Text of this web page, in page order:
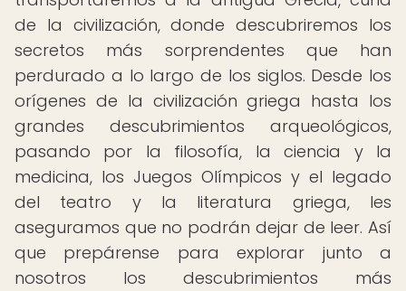
de la civilización, donde descubriremos los
secretos más sorprendentes que han
perdurado a lo largo de los siglos. Desde los
orígenes de la civilización griega hasta los
grandes descubrimientos arqueológicos,
pasando por la filosofía, la ciencia y la
medicina, los Juegos Olímpicos y el legado
del teatro y la literatura griega, les
aseguramos que no podrán dejar de leer. Así
que prepárense para explorar junto a
nosotros los descubrimientos más